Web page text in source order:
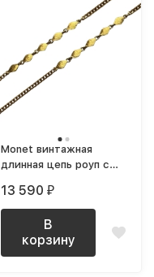
Monet винтажная
длинная цепь роуп с
позолоченная
13 590 ₽
В
корзину